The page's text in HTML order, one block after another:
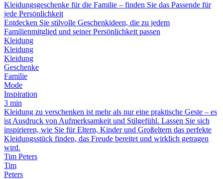
Kleidungsgeschenke für die Familie – finden Sie das Passende für
jede Persönlichkeit
Entdecken Sie stilvolle Geschenkideen, die zu jedem
Familienmitglied und seiner Persönlichkeit passen
Kleidung
Kleidung
Kleidung
Geschenke
Familie
Mode
Inspiration
3 min
Kleidung zu verschenken ist mehr als nur eine praktische Geste – es
ist Ausdruck von Aufmerksamkeit und Stilgefühl. Lassen Sie sich
inspirieren, wie Sie für Eltern, Kinder und Großeltern das perfekte
Kleidungsstück finden, das Freude bereitet und wirklich getragen
wird.
Tim Peters
Tim
Peters